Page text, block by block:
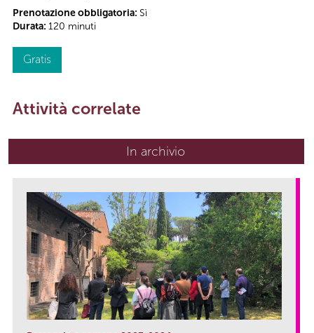
Prenotazione obbligatoria: Sì
Durata: 120 minuti
Gratis
Attività correlate
In archivio